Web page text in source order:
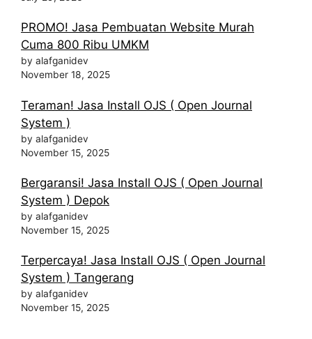
PROMO! Jasa Pembuatan Website Murah
Cuma 800 Ribu UMKM
by alafganidev
November 18, 2025
Teraman! Jasa Install OJS ( Open Journal
System )
by alafganidev
November 15, 2025
Bergaransi! Jasa Install OJS ( Open Journal
System ) Depok
by alafganidev
November 15, 2025
Terpercaya! Jasa Install OJS ( Open Journal
System ) Tangerang
by alafganidev
November 15, 2025